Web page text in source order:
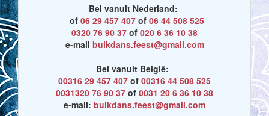
Bel vanuit Nederland:
of 06 29 457 407 of 06 44 508 525
0320 76 90 37 of 020 6 36 10 38
e-mail buikdans.feest@gmail.com
Bel vanuit België:
00316 29 457 407 of 00316 44 508 525
0031320 76 90 37 of 0031 20 6 36 10 38
e-mail: buikdans.feest@gmail.com